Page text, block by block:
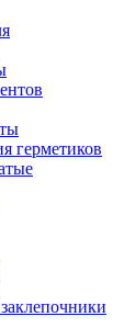
герметиков